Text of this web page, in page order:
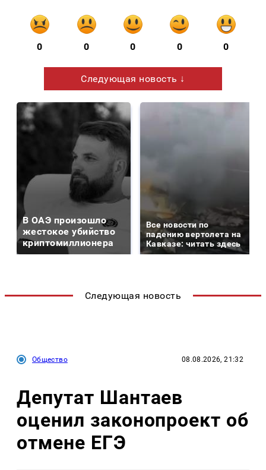
0 0 0 0 0
Следующая новость ↓
В ОАЭ произошло
жестокое убийство
криптомиллионера
Все новости по
падению вертолета на
Кавказе: читать здесь
Следующая новость
Общество 08.08.2026, 21:32
Депутат Шантаев
оценил законопроект об
отмене ЕГЭ